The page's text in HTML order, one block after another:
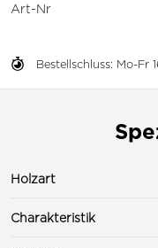
Bestellschluss: Mo-Fr
Art-Nr
Holzart
Charakteristik